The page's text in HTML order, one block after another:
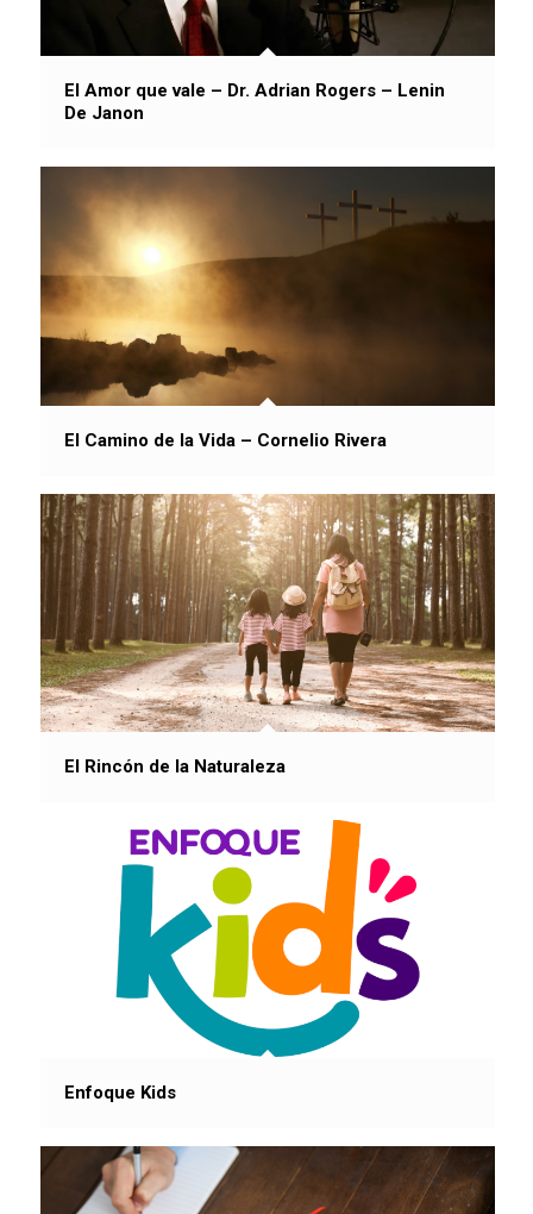
El Amor que vale – Dr. Adrian Rogers – Lenin
De Janon
El Camino de la Vida – Cornelio Rivera
El Rincón de la Naturaleza
Enfoque Kids